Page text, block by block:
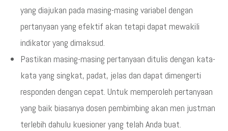
yang diajukan pada masing-masing variabel dengan
pertanyaan yang efektif akan tetapi dapat mewakili
indikator yang dimaksud.
Pastikan masing-masing pertanyaan ditulis dengan kata-
kata yang singkat, padat, jelas dan dapat dimengerti
responden dengan cepat. Untuk memperoleh pertanyaan
yang baik biasanya dosen pembimbing akan men justman
terlebih dahulu kuesioner yang telah Anda buat.